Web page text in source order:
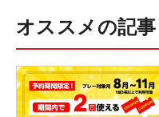
オススメの記事